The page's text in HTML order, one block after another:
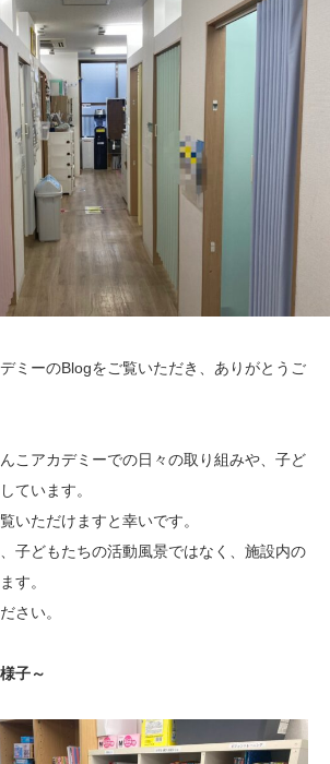
ミーのBlogをご覧いただき、ありがとうご
こアカデミーでの日々の取り組みや、子ど
ています。
いただけますと幸いです。
子どもたちの活動風景ではなく、施設内の
す。
さい。
子～